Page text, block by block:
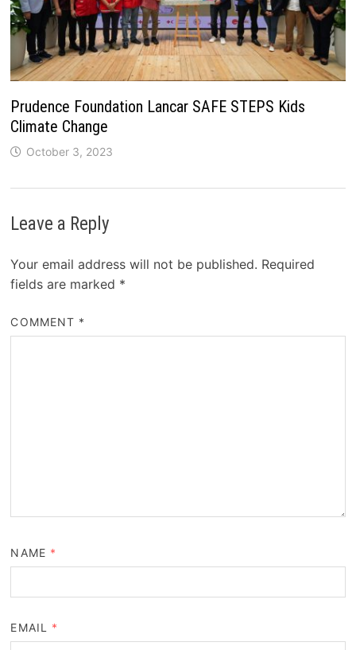
Prudence Foundation Lancar SAFE STEPS Kids
Climate Change
October 3, 2023
Leave a Reply
Your email address will not be published. Required
fields are marked *
COMMENT *
NAME *
EMAIL *